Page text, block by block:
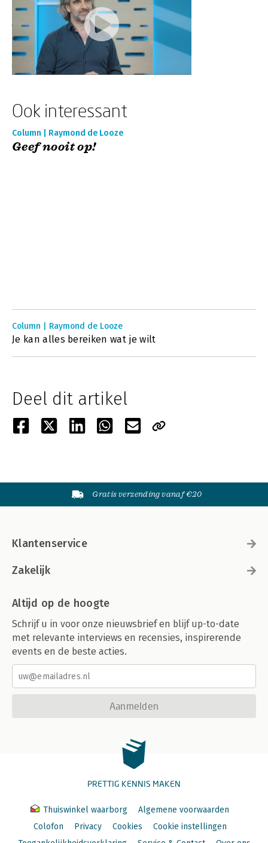
Ook interessant
Column | Raymond de Looze
Geef nooit op!
Column | Raymond de Looze
Je kan alles bereiken wat je wilt
Deel dit artikel
Gratis verzending vanaf €20
Klantenservice
Zakelijk
Altijd op de hoogte
Schrijf u in voor onze nieuwsbrief en blijf up-to-date
met relevante interviews en recensies, inspirerende
events en de beste acties.
Aanmelden
PRETTIG KENNIS MAKEN
Thuiswinkel waarborg
Algemene voorwaarden
Colofon
Privacy Cookies
Cookie instellingen